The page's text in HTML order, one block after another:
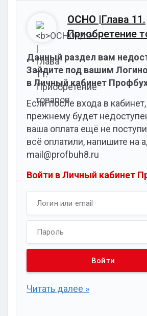
ОСНО |Глава 11.
Приобретение
Данный раздел вам
Зайдите под вашим
в Личный кабинет
Если после входа в
прежнему будет
ваша оплата ещё не
всё оплатили, напишите на
mail@profbuh8.ru
Войти в Личный кабинет
Читать далее »